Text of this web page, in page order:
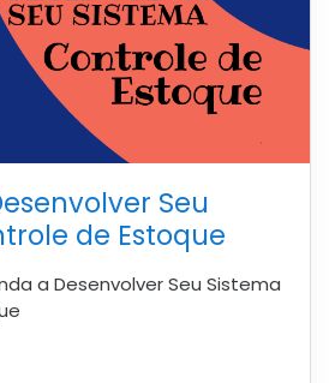
Seu
de Estoque
a Desenvolver Seu Sistema